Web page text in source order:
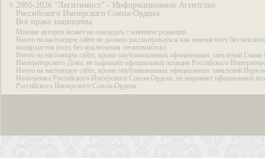
© 2005-2026 “Легитимист” - Информационное Агентство
Российского Имперского Союза-Ордена.
Все права защищены.
Мнение авторов может не совпадать с мнением редакции.
Ничто на настоящем сайте не должно рассматриваться как мнение всех без
монархистов (всех без исключения легитимистов).
Ничто на настоящем сайте, кроме опубликованных официальных заявлений Главы
Императорского Дома, не выражает официальной позиции Российского
Ничто на настоящем сайте, кроме опубликованных официальных заявлений
Начальника Российского Имперского Союза-Ордена, не выражает официальной
Российского Имперского Союза-Ордена.